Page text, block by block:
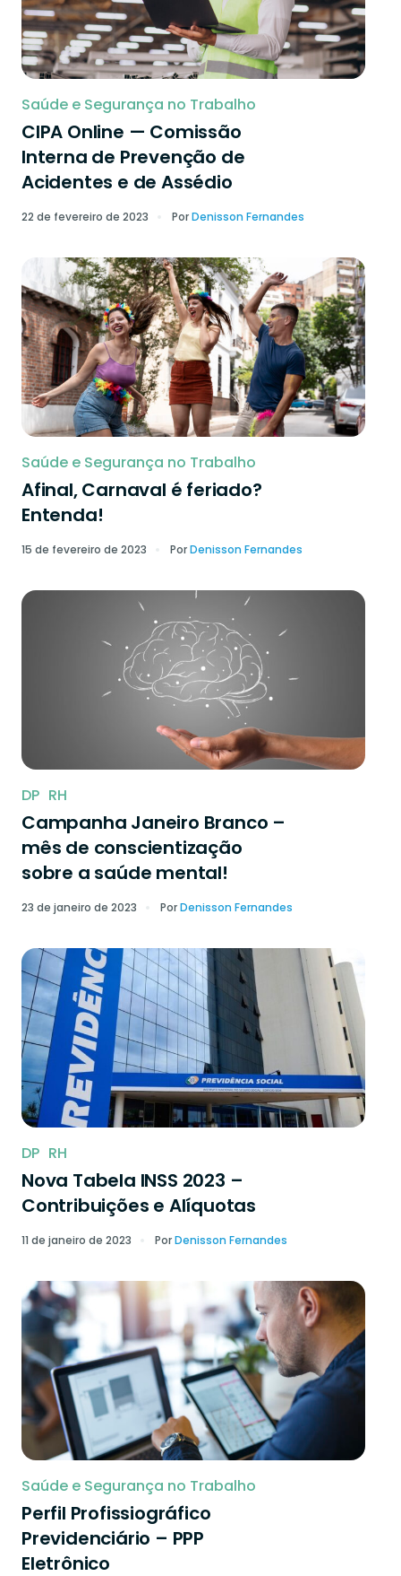
Saúde e Segurança no Trabalho
CIPA Online — Comissão
Interna de Prevenção de
Acidentes e de Assédio
22 de fevereiro de 2023 PorDenisson Fernandes
Saúde e Segurança no Trabalho
Afinal, Carnaval é feriado?
Entenda!
15 de fevereiro de 2023 PorDenisson Fernandes
DP RH
Campanha Janeiro Branco –
mês de conscientização
sobre a saúde mental!
23 de janeiro de 2023 PorDenisson Fernandes
DP RH
Nova Tabela INSS 2023 –
Contribuições e Alíquotas
11 de janeiro de 2023 PorDenisson Fernandes
Saúde e Segurança no Trabalho
Perfil Profissiográfico
Previdenciário – PPP
Eletrônico